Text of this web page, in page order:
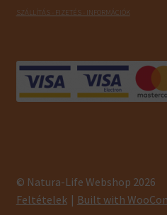
SZÁLLÍTÁS - FIZETÉS - INFORMÁCIÓK
© Natura-Life Webshop 2026
Feltételek
Built with